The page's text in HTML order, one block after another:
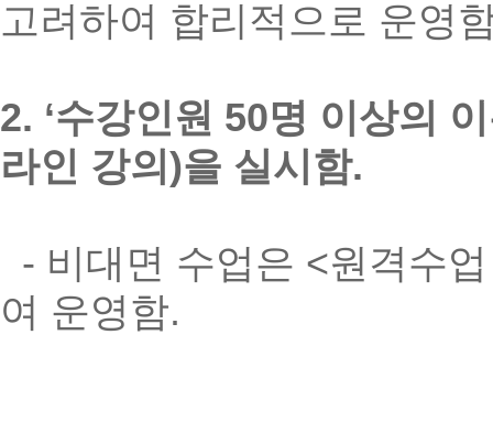
고려하여 합리적으로 운
2. ‘수강인원 50명 이상의
라인 강의)을 실시함.
- 비대면 수업은 <원격수
여 운영함.